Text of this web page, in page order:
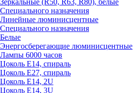
Зеркальные (R50, R63, R80), белые
Специального назначения
Линейные люминисцентные
Специального назначения
Белые
Энергосберегающие люминисцентные
Лампы 6000 часов
Цоколь Е14, спираль
Цоколь Е27, спираль
Цоколь Е14, 2U
Цоколь Е14, 3U